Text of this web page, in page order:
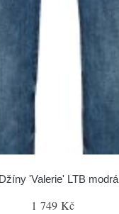
Džíny 'Valerie' LTB modrá
1 749 Kč